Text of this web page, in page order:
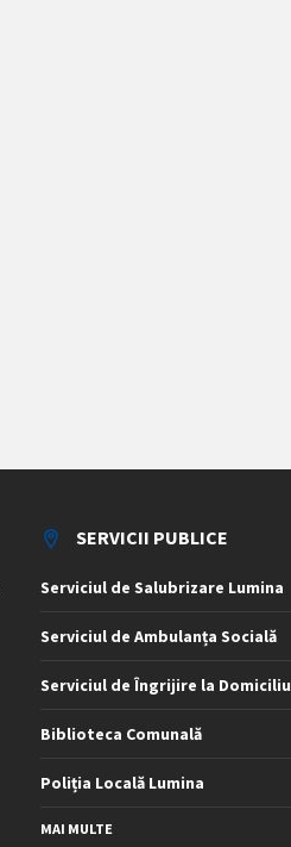
SERVICII PUBLICE
Serviciul de Salubrizare Lumina
Serviciul de Ambulanța Socială
Serviciul de Îngrijire la Domiciliu
Biblioteca Comunală
Poliția Locală Lumina
MAI MULTE